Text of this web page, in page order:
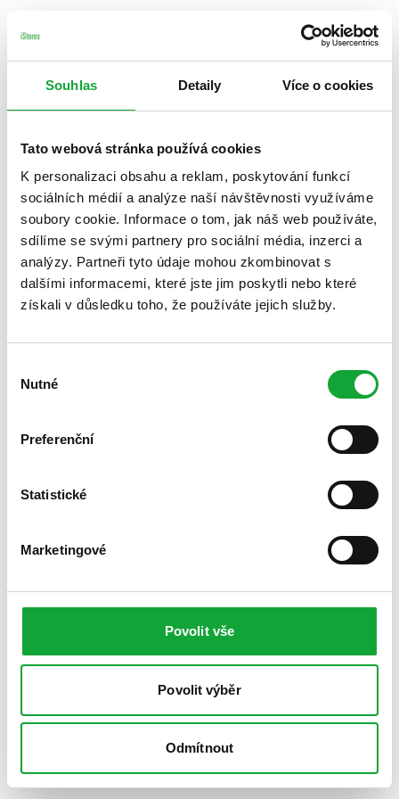
Souhlas Detaily Více o cookies
Tato webová stránka používá cookies
K personalizaci obsahu a reklam, poskytování funkcí
sociálních médií a analýze naší návštěvnosti využíváme
soubory cookie. Informace o tom, jak náš web používáte,
sdílíme se svými partnery pro sociální média, inzerci a
analýzy. Partneři tyto údaje mohou zkombinovat s
dalšími informacemi, které jste jim poskytli nebo které
získali v důsledku toho, že používáte jejich služby.
souhlasu
Nutné
Preferenční
Statistické
Marketingové
Povolit vše
Povolit výběr
Odmítnout